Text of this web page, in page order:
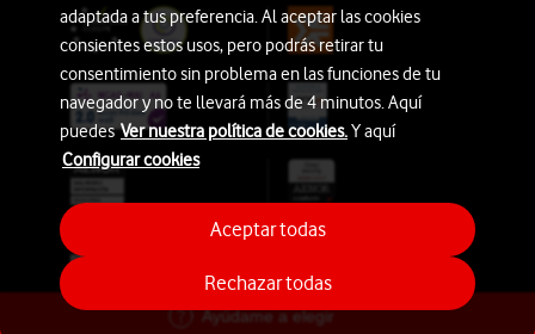
Ayúdame a elegir
adaptada a tus preferencia. Al aceptar las cookies
consientes estos usos, pero podrás retirar tu
consentimiento sin problema en las funciones de tu
navegador y no te llevará más de 4 minutos. Aquí
puedesVer nuestra política de cookies.Y aquí
Configurar cookies
Rechazar todas
Aceptar todas